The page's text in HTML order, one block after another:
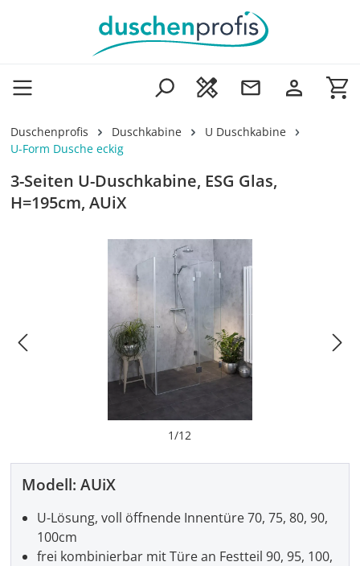
Zum Hauptinhalt springen
Duschenprofis Duschkabine
U Duschkabine
U-Form Dusche eckig
3-Seiten U-Duschkabine, ESG Glas,
H=195cm, AUiX
1/12
Modell: AUiX
U-Lösung, voll öffnende Innentüre 70, 75, 80, 90,
100cm
frei kombinierbar mit Türe an Festteil 90, 95, 100,